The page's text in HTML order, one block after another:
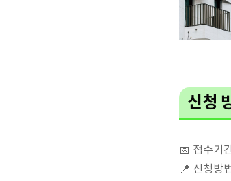
신청
📅 접수기
📍 신청방